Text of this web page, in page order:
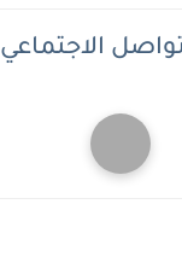
الاجتماعي